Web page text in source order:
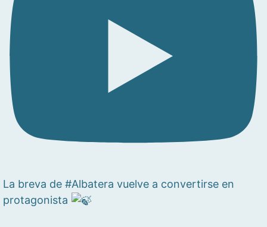
La breva de #Albatera vuelve a convertirse en
protagonista